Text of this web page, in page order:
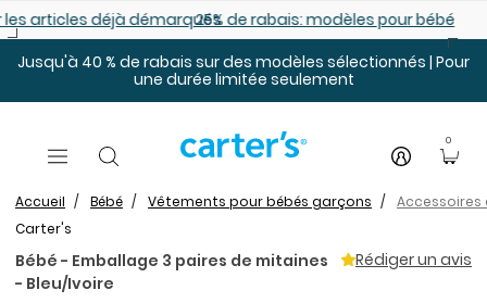
démarqués25% de rabais: modèles pour bébé
Jusqu'à 40 % de rabais sur des modèles sélectionnés | Pour
une durée limitée seulement
0
Accueil Bébé Vêtements pour bébés garçons
Accessoires
Carter's
Bébé - Emballage 3 paires de mitaines
- Bleu/Ivoire
Rédiger un avis